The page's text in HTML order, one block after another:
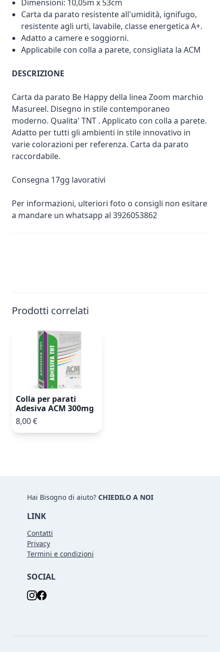
Dimensioni: 10,05m x 53cm
Carta da parato resistente all'umidità, ignifugo,
resistente agli urti, lavabile, classe energetica A+.
Adatto a camere e soggiorni.
Applicabile con colla a parete, consigliata la ACM
DESCRIZIONE
Carta da parato Be Happy della linea Zoom marchio
Masureel. Disegno in stile contemporaneo
moderno. Qualita' TNT . Applicato con colla a parete.
Adatto per tutti gli ambienti in stile innovativo in
varie colorazioni per referenza. Carta da parato
raccordabile.
Consegna 17gg lavorativi
Per informazioni, ulteriori foto o consigli non esitare
a mandare un whatsapp al 3926053862
Prodotti correlati
Colla per parati
Adesiva ACM 300mg
8,00 €
Hai Bisogno di aiuto? CHIEDILO A NOI
LINK
Contatti
Privacy
Termini e condizioni
SOCIAL